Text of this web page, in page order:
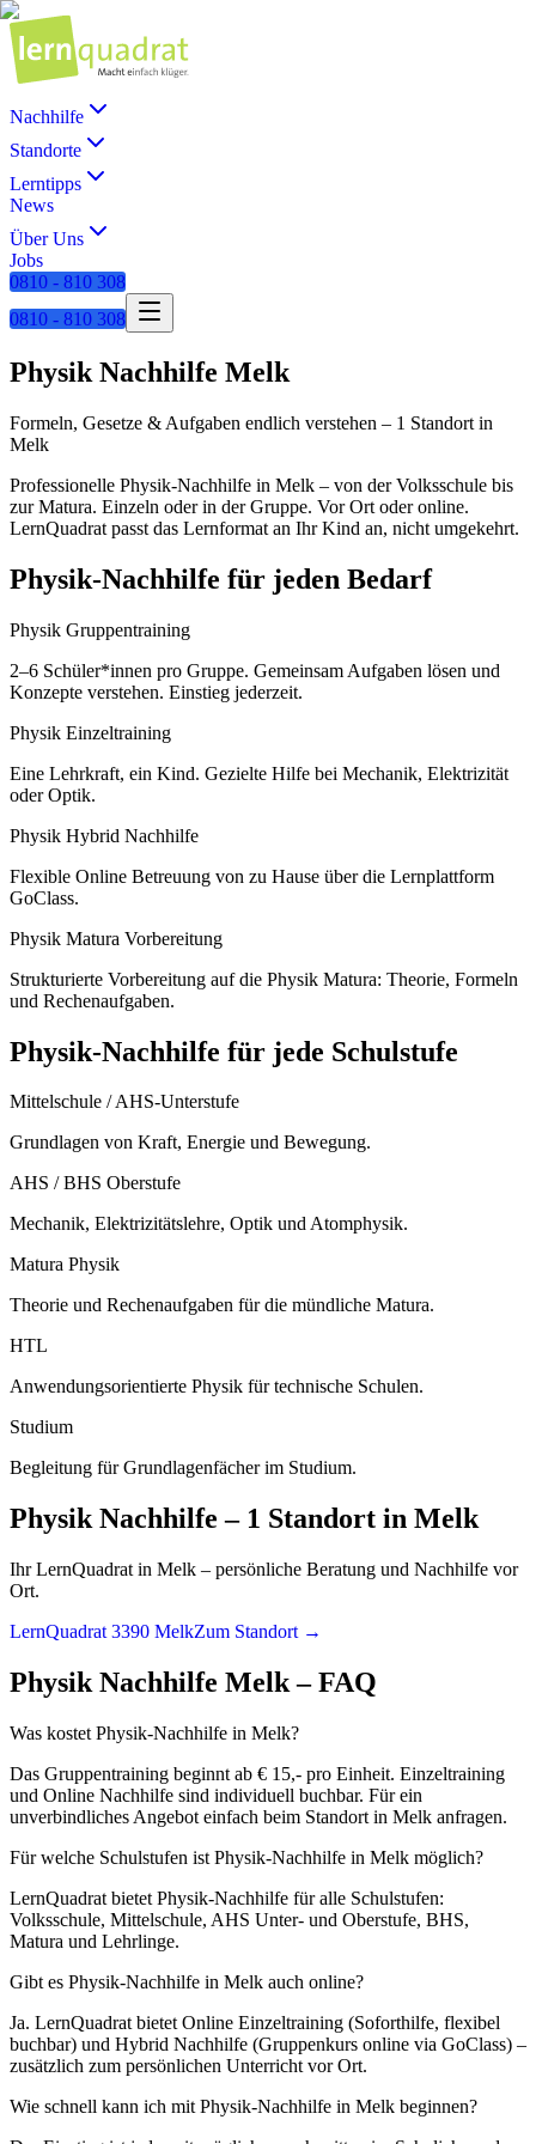
Nachhilfe
Standorte
Lerntipps
News
Über Uns
Jobs
0810 - 810 308
0810 - 810 308
Physik Nachhilfe Melk
Formeln, Gesetze & Aufgaben endlich verstehen – 1 Standort in
Melk
Professionelle Physik-Nachhilfe in Melk – von der Volksschule bis
zur Matura. Einzeln oder in der Gruppe. Vor Ort oder online.
LernQuadrat passt das Lernformat an Ihr Kind an, nicht umgekehrt.
Physik-Nachhilfe für jeden Bedarf
Physik Gruppentraining
2–6 Schüler*innen pro Gruppe. Gemeinsam Aufgaben lösen und
Konzepte verstehen. Einstieg jederzeit.
Physik Einzeltraining
Eine Lehrkraft, ein Kind. Gezielte Hilfe bei Mechanik, Elektrizität
oder Optik.
Physik Hybrid Nachhilfe
Flexible Online Betreuung von zu Hause über die Lernplattform
GoClass.
Physik Matura Vorbereitung
Strukturierte Vorbereitung auf die Physik Matura: Theorie, Formeln
und Rechenaufgaben.
Physik-Nachhilfe für jede Schulstufe
Mittelschule / AHS-Unterstufe
Grundlagen von Kraft, Energie und Bewegung.
AHS / BHS Oberstufe
Mechanik, Elektrizitätslehre, Optik und Atomphysik.
Matura Physik
Theorie und Rechenaufgaben für die mündliche Matura.
HTL
Anwendungsorientierte Physik für technische Schulen.
Studium
Begleitung für Grundlagenfächer im Studium.
PhysikNachhilfe – 1 Standort in Melk
Ihr LernQuadrat in Melk – persönliche Beratung und Nachhilfe vor
Ort.
LernQuadrat 3390 MelkZum Standort →
Physik Nachhilfe Melk– FAQ
Was kostet Physik-Nachhilfe in Melk?
Das Gruppentraining beginnt ab € 15,- pro Einheit. Einzeltraining
und Online Nachhilfe sind individuell buchbar. Für ein
unverbindliches Angebot einfach beim Standort in Melk anfragen.
Für welche Schulstufen ist Physik-Nachhilfe in Melk möglich?
LernQuadrat bietet Physik-Nachhilfe für alle Schulstufen:
Volksschule, Mittelschule, AHS Unter- und Oberstufe, BHS,
Matura und Lehrlinge.
Gibt es Physik-Nachhilfe in Melk auch online?
Ja. LernQuadrat bietet Online Einzeltraining (Soforthilfe, flexibel
buchbar) und Hybrid Nachhilfe (Gruppenkurs online via GoClass) –
zusätzlich zum persönlichen Unterricht vor Ort.
Wie schnell kann ich mit Physik-Nachhilfe in Melk beginnen?